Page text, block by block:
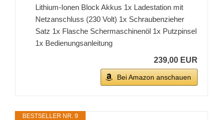
Lithium-Ionen Block Akkus 1x Ladestation mit
Netzanschluss (230 Volt) 1x Schraubenzieher
Satz 1x Flasche Schermaschinenöl 1x Putzpinsel
1x Bedienungsanleitung
239,00 EUR
Bei Amazon anschauen
BESTSELLER NR. 9